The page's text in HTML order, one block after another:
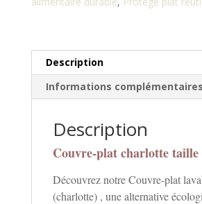
Description
Informations complémentaires
Description
Couvre-plat charlotte taille
Découvrez notre Couvre-plat
(charlotte) , une alternative